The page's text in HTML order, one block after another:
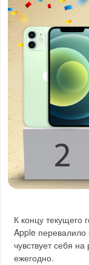
К концу текущего
Apple перевалило
чувствует себя
ежегодно.